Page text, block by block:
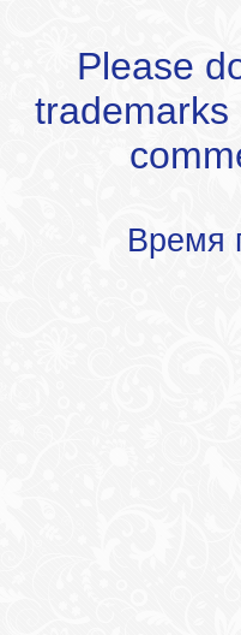
Please
trademarks
Время